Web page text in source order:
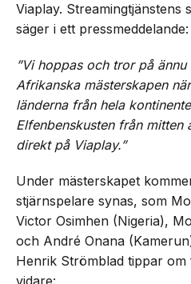
Viaplay.
säger i ett pressmeddelande:
”Vi hoppas och tror på
Afrikanska mästerskapen
länderna från hela
Elfenbenskusten från mitten
direkt på Viaplay.”
Under mästerskapet
stjärnspelare synas, som
Victor Osimhen (Nigeria),
och André Onana
Henrik Strömblad tippar
vidare: